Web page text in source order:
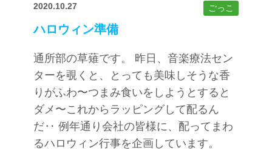
2020.10.27 ごっこ
ハロウィン準備
通所部の草薙です。 昨日、音楽療法セン
ターを覗くと、とっても美味しそうな香
りがふわ〜つまみ食いをしようとすると
ダメ〜これからラッピングして配るん
だ‥ 例年通り会社の皆様に、配ってまわ
るハロウィン行事を企画しています。